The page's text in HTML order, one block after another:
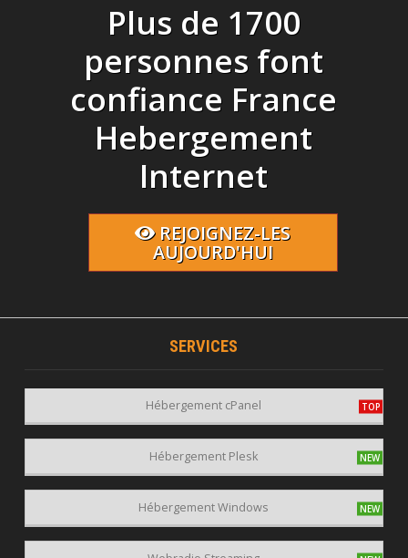
Plus de 1700
personnes font
confiance France
Hebergement
Internet
REJOIGNEZ-LES
AUJOURD'HUI
SERVICES
Hébergement cPanel
Hébergement Plesk
Hébergement Windows